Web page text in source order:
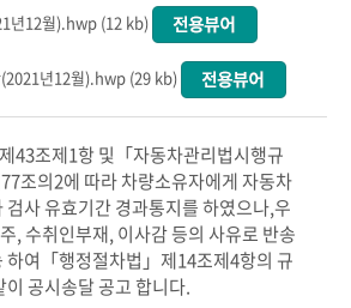
년12월).hwp (12 kb)
년12월).hwp (29 kb)
43조제1항 및「자동차관리법시행규
조의2에 따라 차량소유자에게 자동차
검사 유효기간 경과통지를 하였으나,우
, 수취인부재, 이사감 등의 사유로 반송
하여「행정절차법」제14조제4항의 규
이 공시송달 공고 합니다.